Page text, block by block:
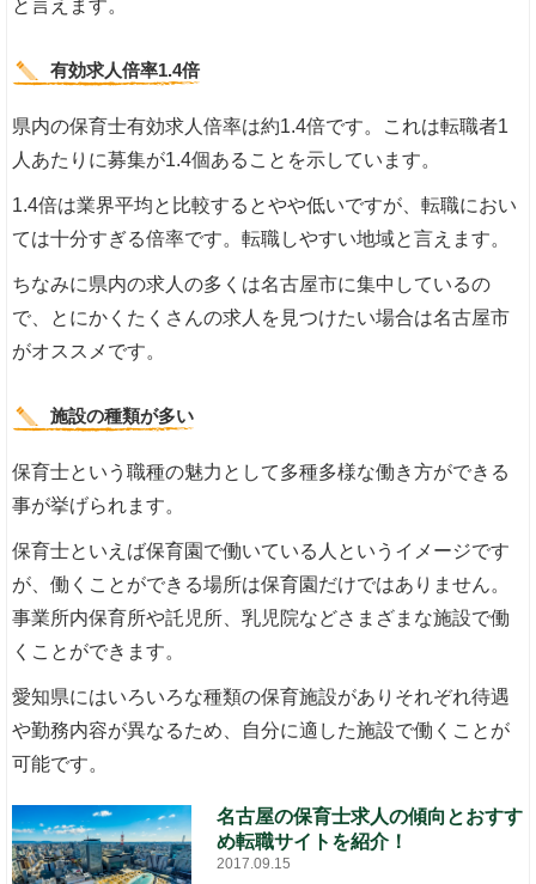
と言えます。
有効求人倍率1.4倍
県内の保育士有効求人倍率は約1.4倍です。これは転職者1
人あたりに募集が1.4個あることを示しています。
1.4倍は業界平均と比較するとやや低いですが、転職におい
ては十分すぎる倍率です。転職しやすい地域と言えます。
ちなみに県内の求人の多くは名古屋市に集中しているの
で、とにかくたくさんの求人を見つけたい場合は名古屋市
がオススメです。
施設の種類が多い
保育士という職種の魅力として多種多様な働き方ができる
事が挙げられます。
保育士といえば保育園で働いている人というイメージです
が、働くことができる場所は保育園だけではありません。
事業所内保育所や託児所、乳児院などさまざまな施設で働
くことができます。
愛知県にはいろいろな種類の保育施設がありそれぞれ待遇
や勤務内容が異なるため、自分に適した施設で働くことが
可能です。
名古屋の保育士求人の傾向とおすす
め転職サイトを紹介！
2017.09.15